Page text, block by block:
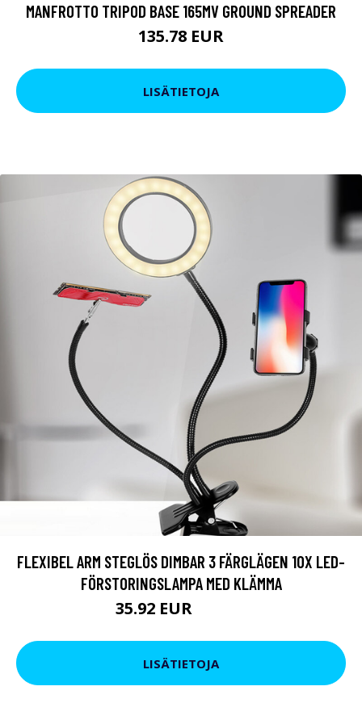
MANFROTTO TRIPOD BASE 165MV GROUND SPREADER
135.78 EUR
LISÄTIETOJA
FLEXIBEL ARM STEGLÖS DIMBAR 3 FÄRGLÄGEN 10X LED-
FÖRSTORINGSLAMPA MED KLÄMMA
35.92 EUR
LISÄTIETOJA